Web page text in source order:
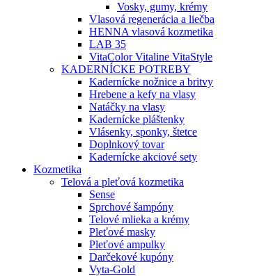
Vosky, gumy, krémy
Vlasová regenerácia a liečba
HENNA vlasová kozmetika
LAB 35
VitaColor Vitaline VitaStyle
KADERNÍCKE POTREBY
Kadernícke nožnice a britvy
Hrebene a kefy na vlasy
Natáčky na vlasy
Kadernícke pláštenky
Vlásenky, sponky, štetce
Doplnkový tovar
Kadernícke akciové sety
Kozmetika
Telová a pleťová kozmetika
Sense
Sprchové šampóny
Telové mlieka a krémy
Pleťové masky
Pleťové ampulky
Darčekové kupóny
Vyta-Gold